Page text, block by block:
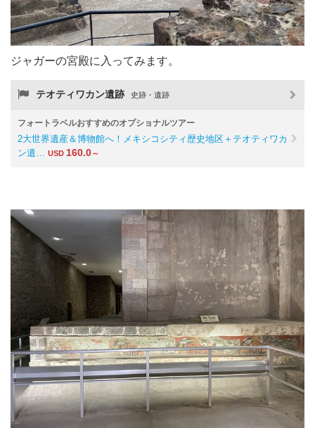
ジャガーの宮殿に入ってみます。
テオティワカン遺跡 史跡・遺跡
フォートラベルおすすめのオプショナルツアー
2大世界遺産＆博物館へ！メキシコシティ歴史地区＋テオティワカ
ン遺… USD 160.0～